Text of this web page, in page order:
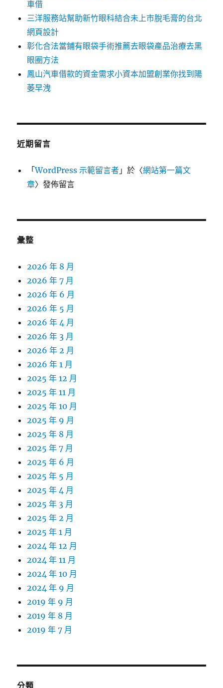
車借
三洋服務站幫助新竹眼科結合未上市脫毛膏的台北
網頁設計
彰化合法當鋪有眼袋手術推薦去眼袋產品治療去黑
眼圈方法
鳳山汽車借款的資金需求小資本加盟創業你找到陽
萎早洩
近期留言
「WordPress 示範留言者 」於〈網站第一篇文
章〉發佈留言
彙整
2026 年 8 月
2026 年 7 月
2026 年 6 月
2026 年 5 月
2026 年 4 月
2026 年 3 月
2026 年 2 月
2026 年 1 月
2025 年 12 月
2025 年 11 月
2025 年 10 月
2025 年 9 月
2025 年 8 月
2025 年 7 月
2025 年 6 月
2025 年 5 月
2025 年 4 月
2025 年 3 月
2025 年 2 月
2025 年 1 月
2024 年 12 月
2024 年 11 月
2024 年 10 月
2024 年 9 月
2019 年 9 月
2019 年 8 月
2019 年 7 月
分類